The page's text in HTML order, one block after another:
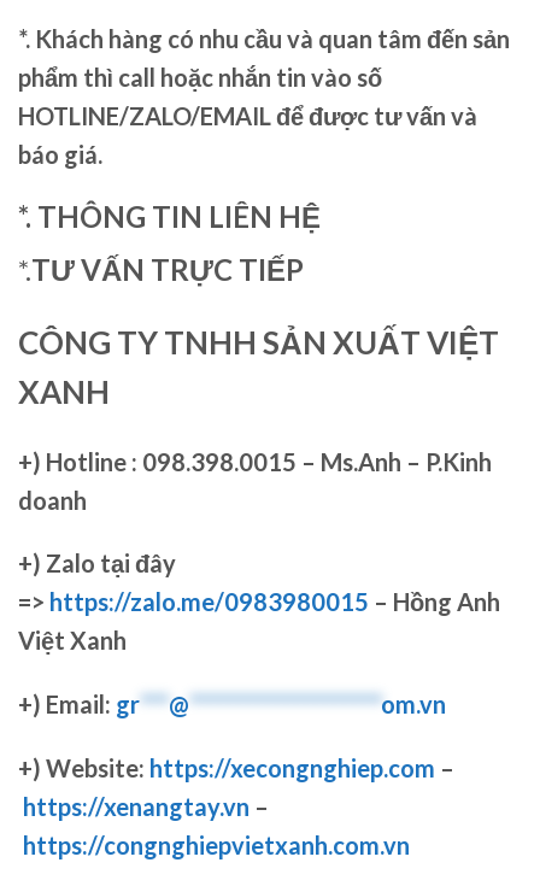
*. Khách hàng có nhu cầu và quan tâm đến sản
phẩm thì call hoặc nhắn tin vào số
HOTLINE/ZALO/EMAIL để được tư vấn và
báo giá.
*. THÔNG TIN LIÊN HỆ
*.TƯ VẤN TRỰC TIẾP
CÔNG TY TNHH SẢN XUẤT VIỆT
XANH
+) Hotline : 098.398.0015 – Ms.Anh – P.Kinh
doanh
+) Zalo tại đây
=> https://zalo.me/0983980015 – Hồng Anh
Việt Xanh
+) Email: gr***@********************om.vn
+) Website: https://xecongnghiep.com –
https://xenangtay.vn –
https://congnghiepvietxanh.com.vn